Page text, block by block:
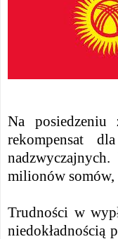
Na posiedzeniu
rekompensat
milionów somów,
Trudności w
niedokładnością